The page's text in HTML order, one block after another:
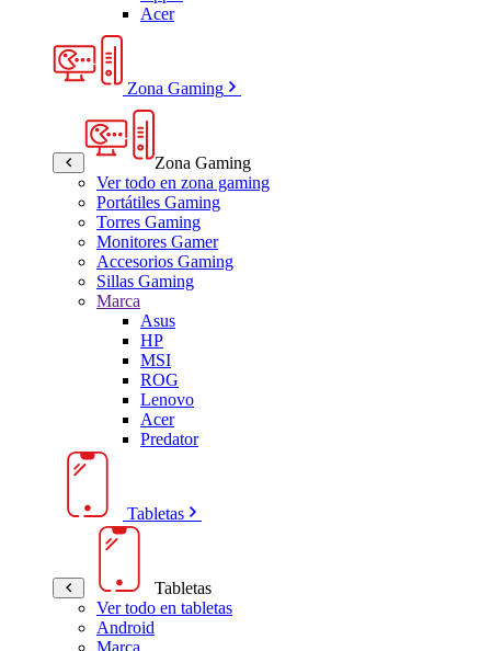
Acer
Zona Gaming
Zona Gaming
Ver todo en zona gaming
Portátiles Gaming
Torres Gaming
Monitores Gamer
Accesorios Gaming
Sillas Gaming
Marca
Asus
HP
MSI
ROG
Lenovo
Acer
Predator
Tabletas
Tabletas
Ver todo en tabletas
Android
Marca